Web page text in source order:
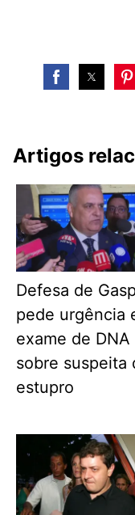
Artigos
Defesa de
pede urgência
exame de DNA
sobre suspeita
estupro